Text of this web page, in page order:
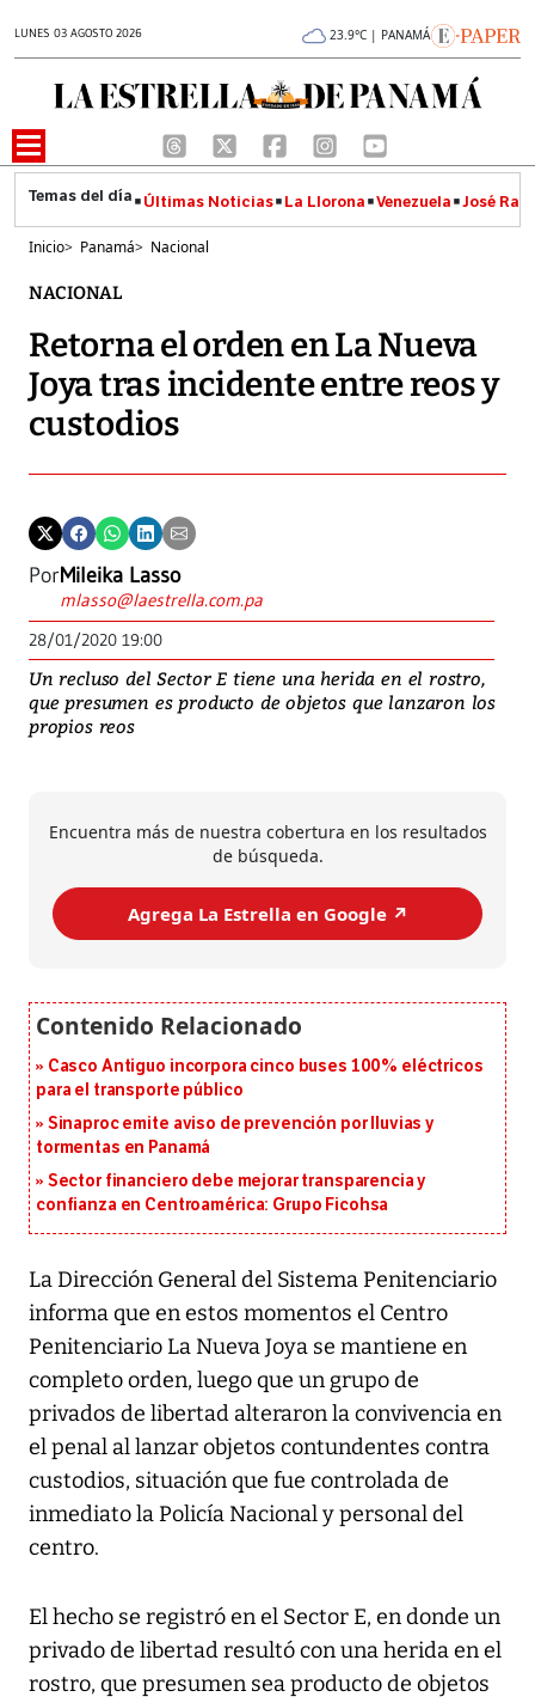
LUNES 03 AGOSTO 2026 23.9°C | PANAMÁ
Últimas Noticias La Llorona Venezuela José
Inicio> Panamá> Nacional
NACIONAL
Retorna el orden en La Nueva
Joya tras incidente entre reos y
custodios
PorMileika Lasso
mlasso@laestrella.com.pa
28/01/2020 19:00
Un recluso del Sector E tiene una herida en el rostro,
que presumen es producto de objetos que lanzaron los
propios reos
Encuentra más de nuestra cobertura en los resultados
de búsqueda.
Agrega La Estrella en Google ↗️
Casco Antiguo incorpora cinco buses 100% eléctricos
para el transporte público
Sinaproc emite aviso de prevención por lluvias y
tormentas en Panamá
Sector financiero debe mejorar transparencia y
confianza en Centroamérica: Grupo Ficohsa
La Dirección General del Sistema Penitenciario
informa que en estos momentos el Centro
Penitenciario La Nueva Joya se mantiene en
completo orden, luego que un grupo de
privados de libertad alteraron la convivencia en
el penal al lanzar objetos contundentes contra
custodios, situación que fue controlada de
inmediato la Policía Nacional y personal del
centro.
El hecho se registró en el Sector E, en donde un
privado de libertad resultó con una herida en el
rostro, que presumen sea producto de objetos